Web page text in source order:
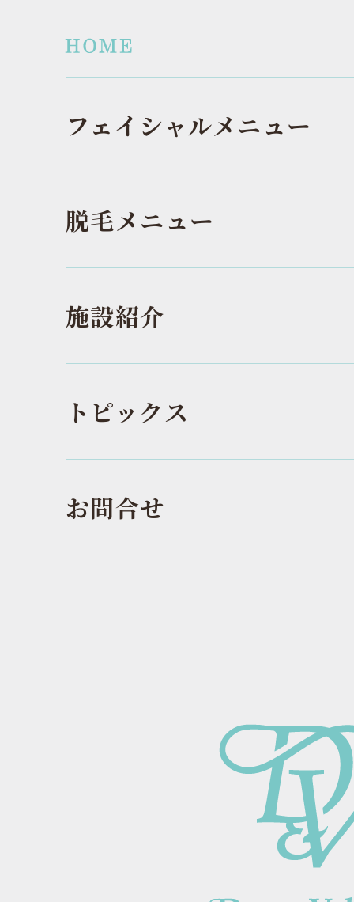
フェイシャルメニュー
脱毛メニュー
施設紹介
トピックス
お問合せ